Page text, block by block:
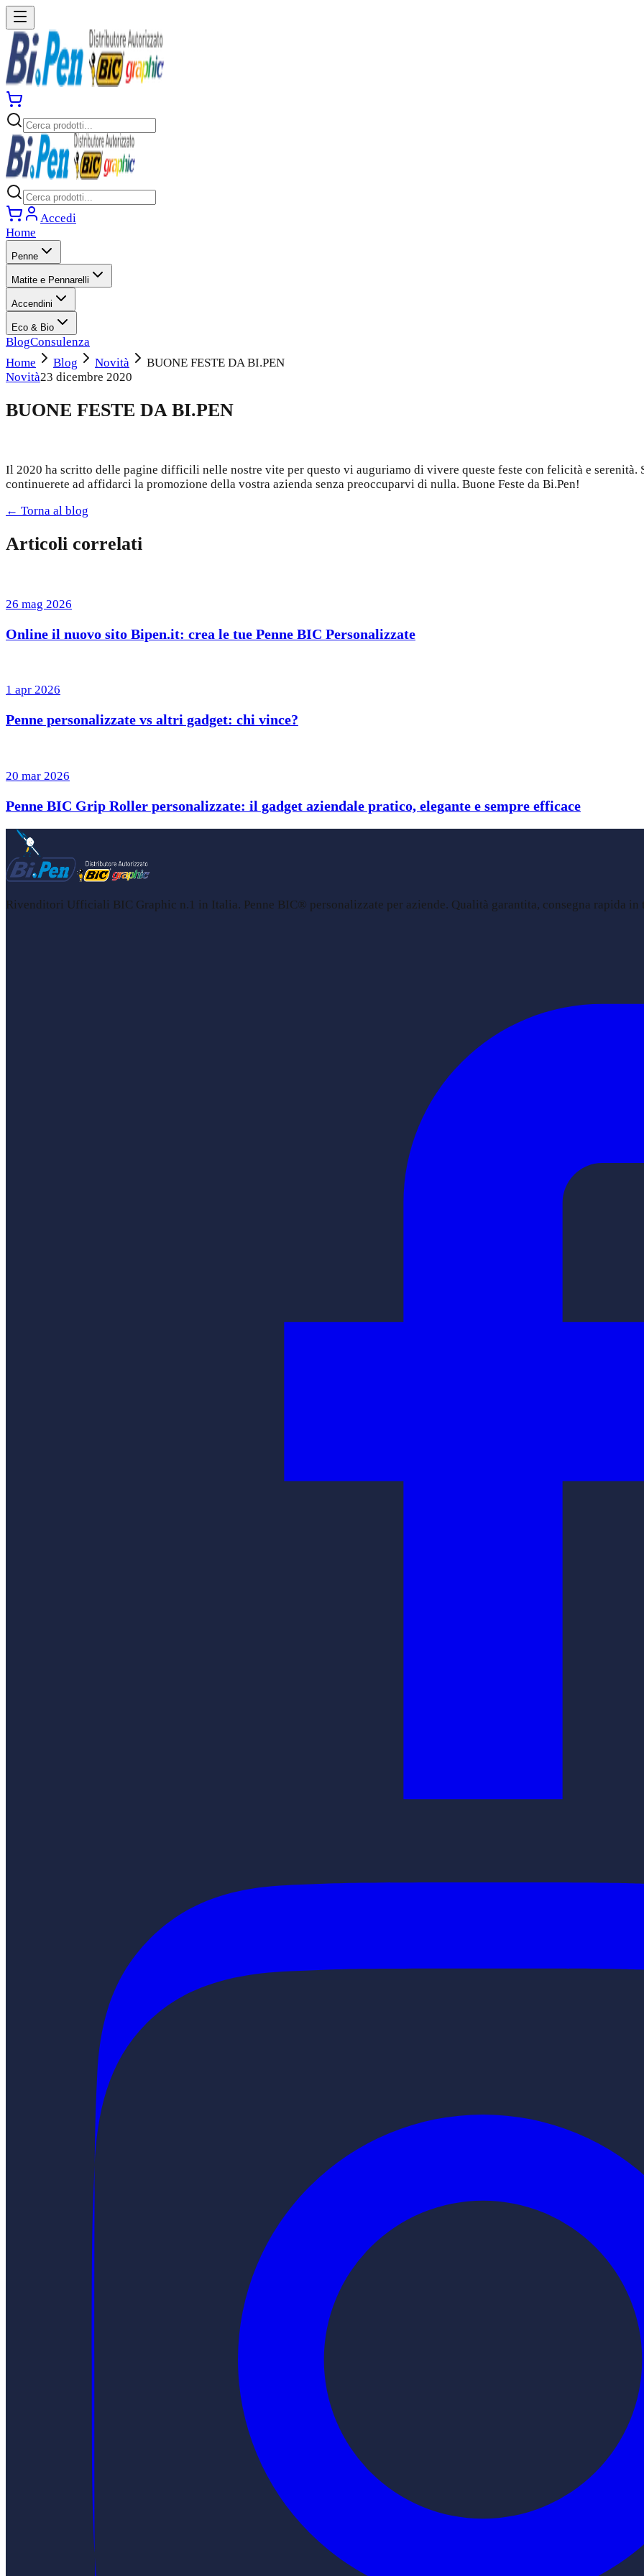
Accedi
Home
Penne
Matite e Pennarelli
Accendini
Eco & Bio
BlogConsulenza
Home
Blog Novità
BUONE FESTE DA BI.PEN
Novità23 dicembre 2020
BUONE FESTE DA BI.PEN
Il 2020 ha scritto delle pagine difficili nelle nostre vite per questo vi auguriamo di vivere queste feste con felicità e
continuerete ad affidarci la promozione della vostra azienda senza preoccuparvi di nulla. Buone Feste da Bi.Pen!
← Torna al blog
Articoli correlati
26 mag 2026
Online il nuovo sito Bipen.it: crea le tue Penne BIC Personalizzate
1 apr 2026
Penne personalizzate vs altri gadget: chi vince?
20 mar 2026
Penne BIC Grip Roller personalizzate: il gadget aziendale pratico, elegante e sempre efficace
Rivenditori Ufficiali BIC Graphic n.1 in Italia. Penne BIC® personalizzate per aziende. Qualità garantita, consegna rapida in